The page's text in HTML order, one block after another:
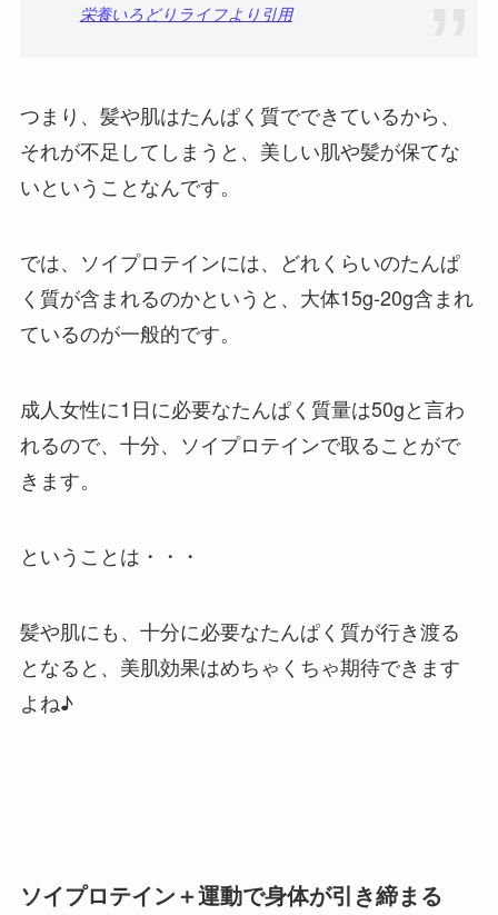
栄養いろどりライフより引用
つまり、髪や肌はたんぱく質でできているから、
それが不足してしまうと、美しい肌や髪が保てな
いということなんです。
では、ソイプロテインには、どれくらいのたんぱ
く質が含まれるのかというと、大体15g-20g含まれ
ているのが一般的です。
成人女性に1日に必要なたんぱく質量は50gと言わ
れるので、十分、ソイプロテインで取ることがで
きます。
ということは・・・
髪や肌にも、十分に必要なたんぱく質が行き渡る
となると、美肌効果はめちゃくちゃ期待できます
よね♪
ソイプロテイン＋運動で身体が引き締まる